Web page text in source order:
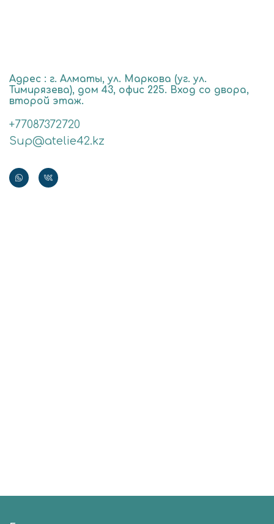
Адрес : г. Алматы, ул. Маркова (уг. ул.
Тимирязева), дом 43, офис 225. Вход со двора,
второй этаж.
+77087372720
Sup@atelie42.kz